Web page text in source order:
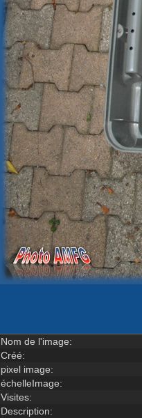
Nom de l'image:
Créé:
pixel image:
échelleImage:
Visites:
Description: